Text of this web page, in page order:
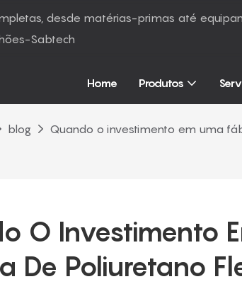
desde matérias-primas até
Sabtech
Home Produtos
blog Quando o investimento em uma
O Investimento
De Poliuretano